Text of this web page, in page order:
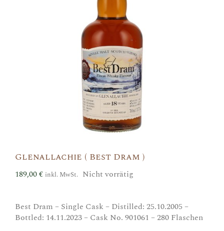
Glenallachie ( Best Dram )
189,00€ inkl. MwSt. Nicht vorrätig
Best Dram – Single Cask – Distilled: 25.10.2005 –
Bottled: 14.11.2023 – Cask No. 901061 – 280 Flaschen